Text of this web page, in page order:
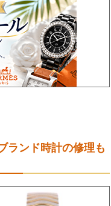
ランド時計の修理も